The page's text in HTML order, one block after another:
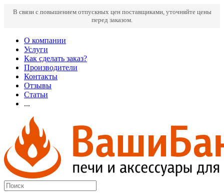
В связи с повышением отпускных цен поставщиками, уточняйте цены
перед заказом.
О компании
Услуги
Как сделать заказ?
Производители
Контакты
Отзывы
Статьи
...